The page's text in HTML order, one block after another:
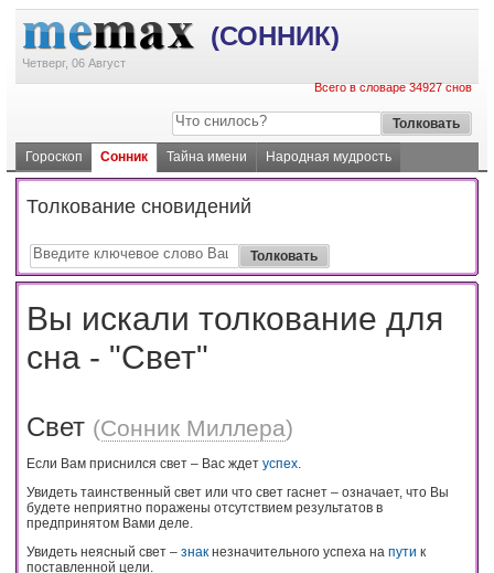
(СОННИК)
Четверг, 06 Август
Всего в словаре 34927 снов
Гороскоп Сонник Тайна имени Народная мудрость
Толкование сновидений
Вы искали толкование для
сна - "Свет"
Свет (Сонник Миллера)
Если Вам приснился свет – Вас ждет успех.
Увидеть таинственный свет или что свет гаснет – означает, что Вы
будете неприятно поражены отсутствием результатов в
предпринятом Вами деле.
Увидеть неясный свет – знак незначительного успеха на пути к
поставленной цели.